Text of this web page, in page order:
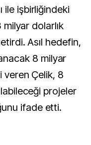
ile işbirliğindeki
milyar dolarlık
Asıl hedefin,
8 milyar
veren Çelik, 8
projeler
ifade etti.